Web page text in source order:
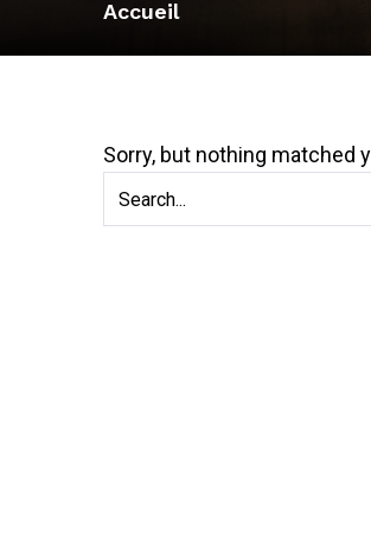
Accueil
Sorry, but nothing matched